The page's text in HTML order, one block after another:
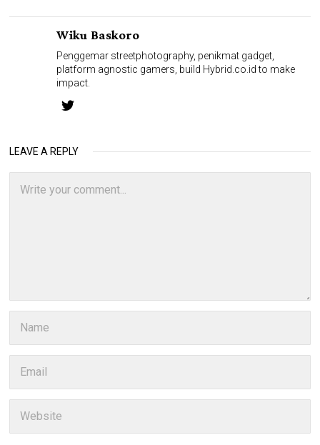
Wiku Baskoro
Penggemar streetphotography, penikmat gadget,
platform agnostic gamers, build Hybrid.co.id to make
impact.
LEAVE A REPLY